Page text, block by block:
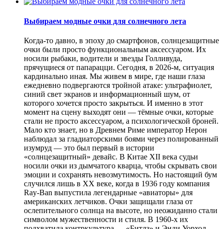
Выбираем модные очки для солнечного лета
Когда-то давно, в эпоху до смартфонов, солнцезащитные
очки были просто функциональным аксессуаром. Их
носили рыбаки, водители и звезды Голливуда,
прячущиеся от папарацци. Сегодня, в 2026-м, ситуация
кардинально иная. Мы живем в мире, где наши глаза
ежедневно подвергаются тройной атаке: ультрафиолет,
синий свет экранов и информационный шум, от
которого хочется просто закрыться. И именно в этот
момент на сцену выходят они — тёмные очки, которые
стали не просто аксессуаром, а психологической броней.
Мало кто знает, но в Древнем Риме император Нерон
наблюдал за гладиаторскими боями через полированный
изумруд — это был первый в истории
«солнцезащитный» девайс. В Китае XII века судьи
носили очки из дымчатого кварца, чтобы скрывать свои
эмоции и сохранять невозмутимость. Но настоящий бум
случился лишь в XX веке, когда в 1936 году компания
Ray-Ban выпустила легендарные «авиаторы» для
американских летчиков. Очки защищали глаза от
ослепительного солнца на высоте, но неожиданно стали
символом мужественности и стиля. В 1960-х их